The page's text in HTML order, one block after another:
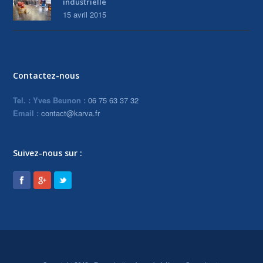
15 avril 2015
Contactez-nous
Tel. : Yves Beunon : 06 75 63 37 32
Email :contact@karva.fr
Suivez-nous sur :